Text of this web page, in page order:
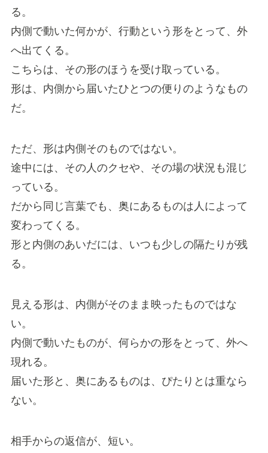
る。
内側で動いた何かが、行動という形をとって、外
へ出てくる。
こちらは、その形のほうを受け取っている。
形は、内側から届いたひとつの便りのようなもの
だ。
ただ、形は内側そのものではない。
途中には、その人のクセや、その場の状況も混じ
っている。
だから同じ言葉でも、奥にあるものは人によって
変わってくる。
形と内側のあいだには、いつも少しの隔たりが残
る。
見える形は、内側がそのまま映ったものではな
い。
内側で動いたものが、何らかの形をとって、外へ
現れる。
届いた形と、奥にあるものは、ぴたりとは重なら
ない。
相手からの返信が、短い。